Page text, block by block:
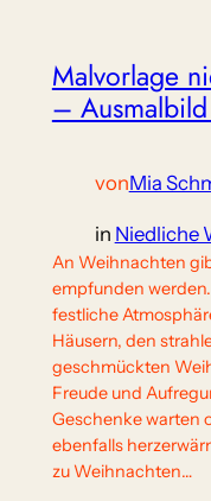
Malvorlage
–
vonMia
in Niedliche
An Weihnachten
empfunden
festliche
Häusern, den
geschmückten
Freude und
Geschenke warten
ebenfalls
zu Weihnachten…